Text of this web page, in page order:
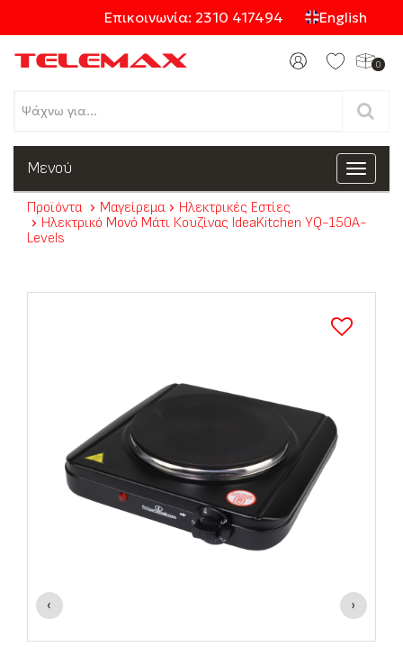
Επικοινωνία: 2310 417494 English
0
Προϊόντα
Κατηγορίες
Toggle
Μενού
Προϊόντα Μαγείρεμα
Ηλεκτρικές Εστίες
Ηλεκτρικό Μονό Μάτι Κουζίνας IdeaKitchen YQ-150A-
Levels
‹ ›